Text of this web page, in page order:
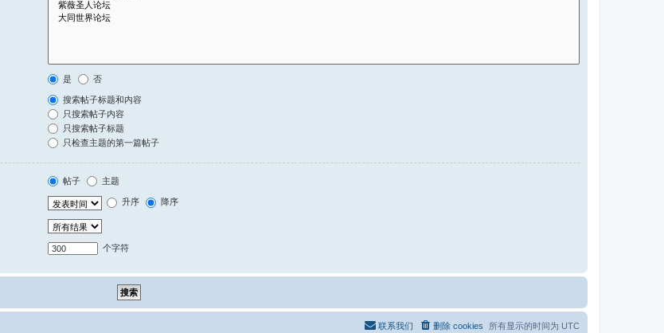
是 否
搜索帖子标题和内容
只搜索帖子内容
只搜索帖子标题
只检查主题的第一篇帖子
帖子 主题
升序 降序
个字符
所有显示的时间为 UTC
删除 cookies
联系我们